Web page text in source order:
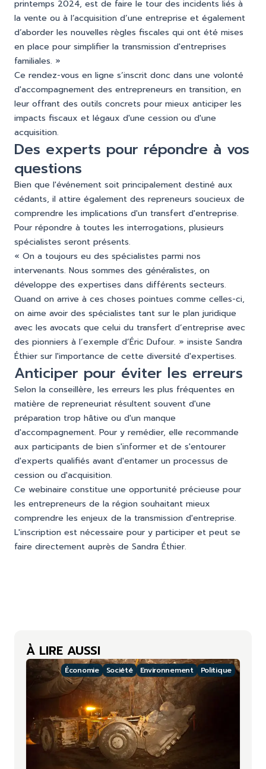
printemps 2024, est de faire le tour des incidents liés à
la vente ou à l’acquisition d’une entreprise et également
d’aborder les nouvelles règles fiscales qui ont été mises
en place pour simplifier la transmission d'entreprises
familiales. »
Ce rendez-vous en ligne s’inscrit donc dans une volonté
d'accompagnement des entrepreneurs en transition, en
leur offrant des outils concrets pour mieux anticiper les
impacts fiscaux et légaux d'une cession ou d'une
acquisition.
Des experts pour répondre à vos
questions
Bien que l'événement soit principalement destiné aux
cédants, il attire également des repreneurs soucieux de
comprendre les implications d'un transfert d'entreprise.
Pour répondre à toutes les interrogations, plusieurs
spécialistes seront présents.
« On a toujours eu des spécialistes parmi nos
intervenants. Nous sommes des généralistes, on
développe des expertises dans différents secteurs.
Quand on arrive à ces choses pointues comme celles-ci,
on aime avoir des spécialistes tant sur le plan juridique
avec les avocats que celui du transfert d’entreprise avec
des pionniers à l’exemple d’Éric Dufour. » insiste Sandra
Éthier sur l'importance de cette diversité d'expertises.
Anticiper pour éviter les erreurs
Selon la conseillère, les erreurs les plus fréquentes en
matière de repreneuriat résultent souvent d'une
préparation trop hâtive ou d'un manque
d'accompagnement. Pour y remédier, elle recommande
aux participants de bien s'informer et de s'entourer
d'experts qualifiés avant d'entamer un processus de
cession ou d'acquisition.
Ce webinaire constitue une opportunité précieuse pour
les entrepreneurs de la région souhaitant mieux
comprendre les enjeux de la transmission d'entreprise.
L'inscription est nécessaire pour y participer et peut se
faire directement auprès de Sandra Éthier.
À LIRE AUSSI
Économie Société Environnement Politique